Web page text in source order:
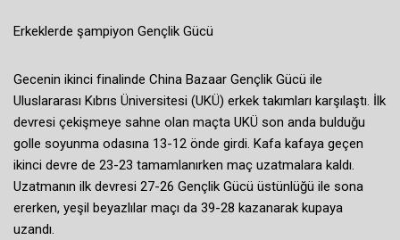
Erkeklerde şampiyon Gençlik Gücü
Gecenin ikinci finalinde China Bazaar Gençlik Gücü ile
Uluslararası Kıbrıs Üniversitesi (UKÜ) erkek takımları karşılaştı. İlk
devresi çekişmeye sahne olan maçta UKÜ son anda bulduğu
golle soyunma odasına 13-12 önde girdi. Kafa kafaya geçen
ikinci devre de 23-23 tamamlanırken maç uzatmalara kaldı.
Uzatmanın ilk devresi 27-26 Gençlik Gücü üstünlüğü ile sona
ererken, yeşil beyazlılar maçı da 39-28 kazanarak kupaya
uzandı.